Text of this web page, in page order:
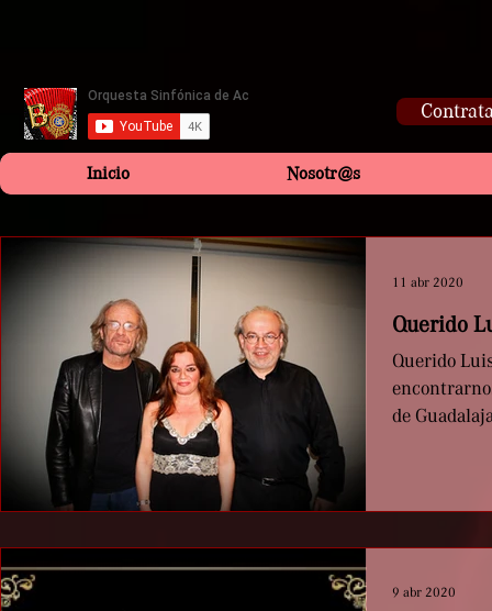
Inicio Nosotr@s
Querido
Querido Luis Eduardo,
de
11 abr 2020
9 abr 2020